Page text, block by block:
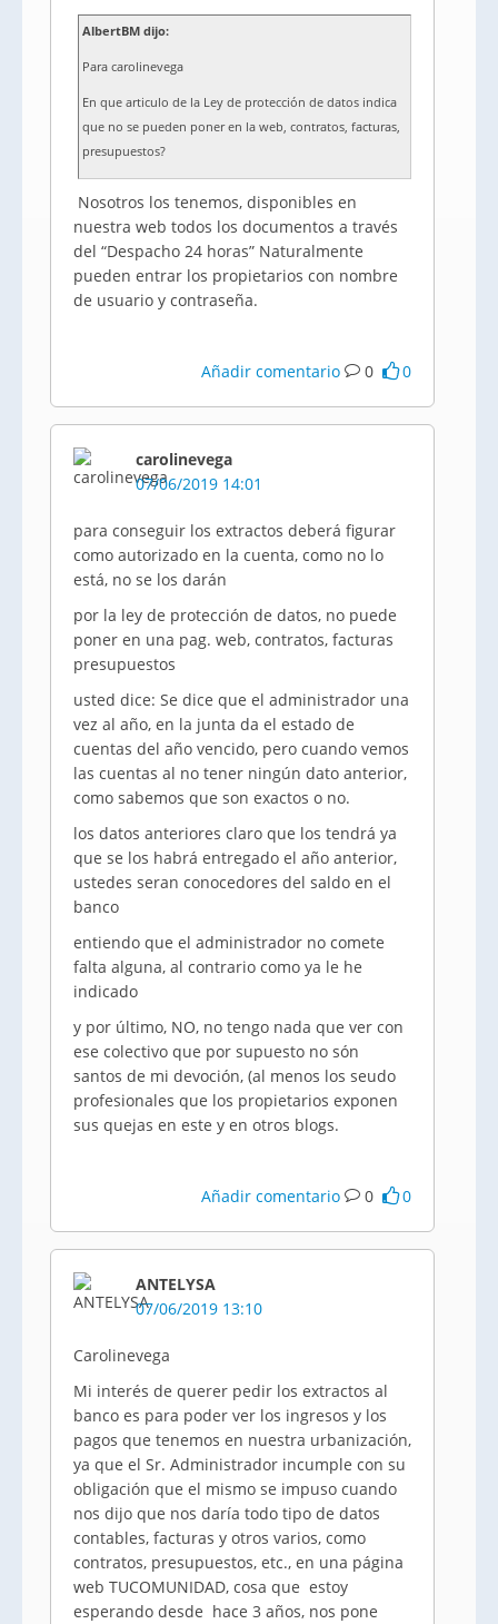
AlbertBM dijo:
Para carolinevega
En que articulo de la Ley de protección de datos indica
que no se pueden poner en la web, contratos, facturas,
presupuestos?
Nosotros los tenemos, disponibles en
nuestra web todos los documentos a través
del “Despacho 24 horas” Naturalmente
pueden entrar los propietarios con nombre
de usuario y contraseña.
Añadir comentario 0 0
carolinevega
07/06/2019 14:01
para conseguir los extractos deberá figurar
como autorizado en la cuenta, como no lo
está, no se los darán
por la ley de protección de datos, no puede
poner en una pag. web, contratos, facturas
presupuestos
usted dice: Se dice que el administrador una
vez al año, en la junta da el estado de
cuentas del año vencido, pero cuando vemos
las cuentas al no tener ningún dato anterior,
como sabemos que son exactos o no.
los datos anteriores claro que los tendrá ya
que se los habrá entregado el año anterior,
ustedes seran conocedores del saldo en el
banco
entiendo que el administrador no comete
falta alguna, al contrario como ya le he
indicado
y por último, NO, no tengo nada que ver con
ese colectivo que por supuesto no són
santos de mi devoción, (al menos los seudo
profesionales que los propietarios exponen
sus quejas en este y en otros blogs.
Añadir comentario 0 0
ANTELYSA
07/06/2019 13:10
Carolinevega
Mi interés de querer pedir los extractos al
banco es para poder ver los ingresos y los
pagos que tenemos en nuestra urbanización,
ya que el Sr. Administrador incumple con su
obligación que el mismo se impuso cuando
nos dijo que nos daría todo tipo de datos
contables, facturas y otros varios, como
contratos, presupuestos, etc., en una página
web TUCOMUNIDAD, cosa que estoy
esperando desde hace 3 años, nos pone